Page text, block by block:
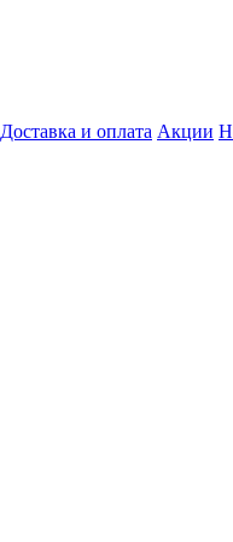
Доставка и оплата Акции